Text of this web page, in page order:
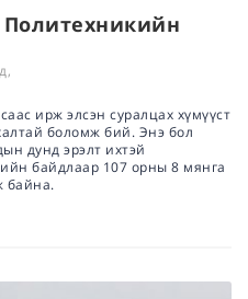
Политехникийн
,
ирж элсэн суралцах хүмүүст
боломж бий. Энэ бол
дунд эрэлт ихтэй
байдлаар 107 орны 8 мянга
байна.